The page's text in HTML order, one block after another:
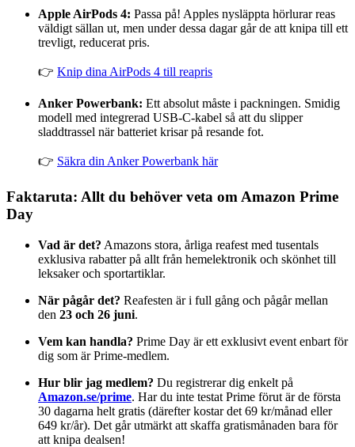
Apple AirPods 4: Passa på! Apples nysläppta hörlurar reas
väldigt sällan ut, men under dessa dagar går de att knipa till ett
trevligt, reducerat pris.
👉 Knip dina AirPods 4 till reapris
Anker Powerbank: Ett absolut måste i packningen. Smidig
modell med integrerad USB-C-kabel så att du slipper
sladdtrassel när batteriet krisar på resande fot.
👉 Säkra din Anker Powerbank här
Faktaruta: Allt du behöver veta om Amazon Prime
Day
Vad är det? Amazons stora, årliga reafest med tusentals
exklusiva rabatter på allt från hemelektronik och skönhet till
leksaker och sportartiklar.
När pågår det? Reafesten är i full gång och pågår mellan
den 23 och 26 juni.
Vem kan handla? Prime Day är ett exklusivt event enbart för
dig som är Prime-medlem.
Hur blir jag medlem? Du registrerar dig enkelt på
Amazon.se/prime. Har du inte testat Prime förut är de första
30 dagarna helt gratis (därefter kostar det 69 kr/månad eller
649 kr/år). Det går utmärkt att skaffa gratismånaden bara för
att knipa dealsen!